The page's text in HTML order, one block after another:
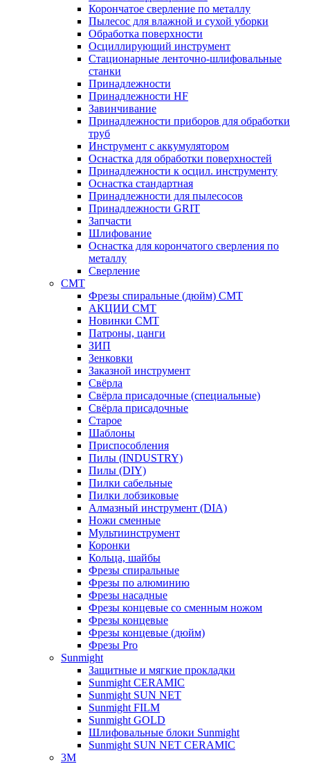
Корончатое сверление по металлу
Пылесос для влажной и сухой уборки
Обработка поверхности
Осциллирующий инструмент
Стационарные ленточно-шлифовальные
станки
Принадлежности
Принадлежности HF
Завинчивание
Принадлежности приборов для обработки
труб
Инструмент с аккумулятором
Оснастка для обработки поверхностей
Принадлежности к осцил. инструменту
Оснастка стандартная
Принадлежности для пылесосов
Принадлежности GRIT
Запчасти
Шлифование
Оснастка для корончатого сверления по
металлу
Сверление
CMT
Фрезы спиральные (дюйм) СМТ
АКЦИИ СМТ
Новинки CMT
Патроны, цанги
ЗИП
Зенковки
Заказной инструмент
Свёрла
Свёрла присадочные (специальные)
Свёрла присадочные
Старое
Шаблоны
Приспособления
Пилы (INDUSTRY)
Пилы (DIY)
Пилки сабельные
Пилки лобзиковые
Алмазный инструмент (DIA)
Ножи сменные
Мультиинструмент
Коронки
Кольца, шайбы
Фрезы спиральные
Фрезы по алюминию
Фрезы насадные
Фрезы концевые со сменным ножом
Фрезы концевые
Фрезы концевые (дюйм)
Фрезы Pro
Sunmight
Защитные и мягкие прокладки
Sunmight CERAMIC
Sunmight SUN NET
Sunmight FILM
Sunmight GOLD
Шлифовальные блоки Sunmight
Sunmight SUN NET CERAMIC
3M